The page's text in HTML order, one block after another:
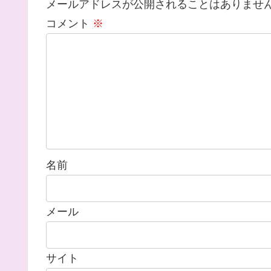
メールアドレスが公開されることはありませ
コメント ※
名前
メール
サイト